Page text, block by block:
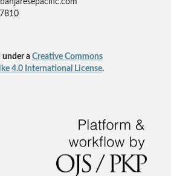
under a Creative Commons
4.0 International License.